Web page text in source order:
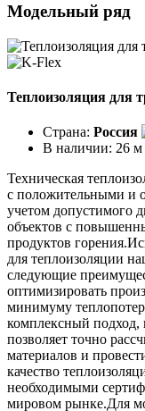
Модельный ряд
Теплоизоляция для
Страна: Россия
В наличии: 26 м
Техническая
с положительными и
учетом допустимого
объектов с
продуктов
для теплоизоляции
следующие
оптимизировать
минимуму
комплексный
позволяет точно
материалов и
качество
необходимыми
мировом рынке.Для